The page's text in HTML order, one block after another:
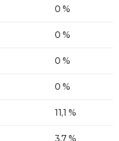
0 %
0 %
0 %
0 %
11,1 %
3,7 %